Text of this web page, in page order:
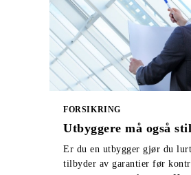
FORSIKRING
Utbyggere må også
Er du en utbygger gjør du
tilbyder av garantier før